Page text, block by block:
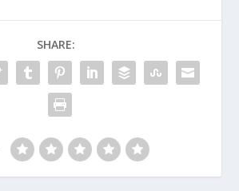
SHARE: